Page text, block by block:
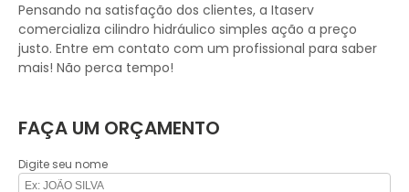
Pensando na satisfação dos clientes, a Itaserv
comercializa cilindro hidráulico simples ação a preço
justo. Entre em contato com um profissional para saber
mais! Não perca tempo!
FAÇA UM ORÇAMENTO
Digite seu nome